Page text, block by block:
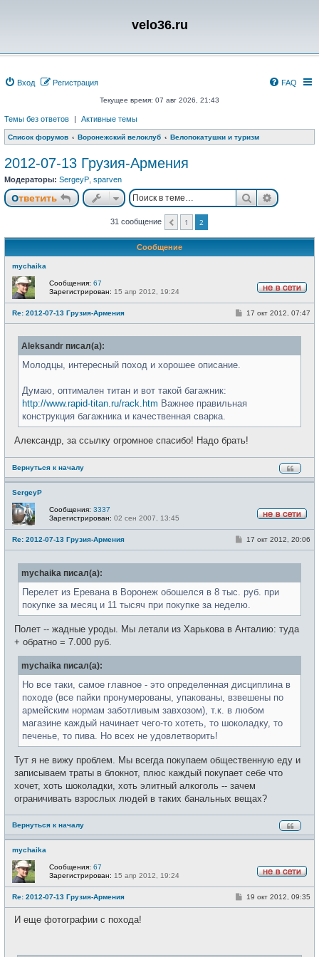
velo36.ru
Вход Регистрация FAQ
Текущее время: 07 авг 2026, 21:43
Темы без ответов | Активные темы
Список форумов Воронежский велоклуб Велопокатушки и туризм
2012-07-13 Грузия-Армения
Модераторы: SergeyP sparven
Ответить Поиск
31 сообщение Пред.
1 2
Сообщение
mychaika
е
в
с
Сообщения: 67
Зарегистрирован: 15 апр 2012, 19:24
Re: 2012-07-13 Грузия-Армения
С
б
е
17 окт 2012, 07:47
Aleksandr писал(а):
Молодцы, интересный поход и хорошее описание.
Думаю, оптимален титан и вот такой багажник:
http://www.rapid-titan.ru/rack.htm Важнее правильная
конструкция багажника и качественная сварка.
Александр, за ссылку огромное спасибо! Надо брать!
Вернуться к началу
SergeyP
е
в
с
Сообщения: 3337
Зарегистрирован: 02 сен 2007, 13:45
Re: 2012-07-13 Грузия-Армения
С
б
е
н
и
е
17 окт 2012, 20:06
mychaika писал(а):
Перелет из Еревана в Воронеж обошелся в 8 тыс. руб. при
покупке за месяц и 11 тысяч при покупке за неделю.
Полет -- жадные уроды. Мы летали из Харькова в Анталию: туда
+ обратно = 7.000 руб.
mychaika писал(а):
Но все таки, самое главное - это определенная дисциплина в
походе (все пайки пронумерованы, упакованы, взвешены по
армейским нормам заботливым завхозом), т.к. в любом
магазине каждый начинает чего-то хотеть, то шоколадку, то
печенье, то пива. Но всех не удовлетворить!
Тут я не вижу проблем. Мы всегда покупаем общественную еду и
записываем траты в блокнот, плюс каждый покупает себе что
хочет, хоть шоколадки, хоть элитный алкоголь -- зачем
ограничивать взрослых людей в таких банальных вещах?
Вернуться к началу
mychaika
е
в
с
Сообщения: 67
Зарегистрирован: 15 апр 2012, 19:24
Re: 2012-07-13 Грузия-Армения
С19 окт 2012, 09:35
И еще фотографии с похода!